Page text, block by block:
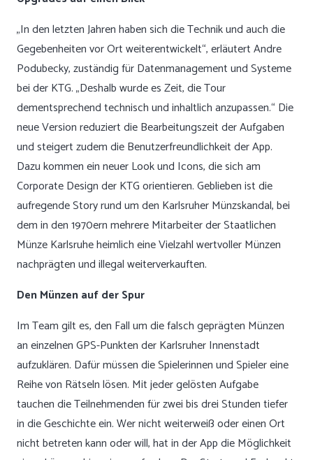
„In den letzten Jahren haben sich die Technik und auch die
Gegebenheiten vor Ort weiterentwickelt“, erläutert Andre
Podubecky, zuständig für Datenmanagement und Systeme
bei der KTG. „Deshalb wurde es Zeit, die Tour
dementsprechend technisch und inhaltlich anzupassen.“ Die
neue Version reduziert die Bearbeitungszeit der Aufgaben
und steigert zudem die Benutzerfreundlichkeit der App.
Dazu kommen ein neuer Look und Icons, die sich am
Corporate Design der KTG orientieren. Geblieben ist die
aufregende Story rund um den Karlsruher Münzskandal, bei
dem in den 1970ern mehrere Mitarbeiter der Staatlichen
Münze Karlsruhe heimlich eine Vielzahl wertvoller Münzen
nachprägten und illegal weiterverkauften.
Den Münzen auf der Spur
Im Team gilt es, den Fall um die falsch geprägten Münzen
an einzelnen GPS-Punkten der Karlsruher Innenstadt
aufzuklären. Dafür müssen die Spielerinnen und Spieler eine
Reihe von Rätseln lösen. Mit jeder gelösten Aufgabe
tauchen die Teilnehmenden für zwei bis drei Stunden tiefer
in die Geschichte ein. Wer nicht weiterweiß oder einen Ort
nicht betreten kann oder will, hat in der App die Möglichkeit